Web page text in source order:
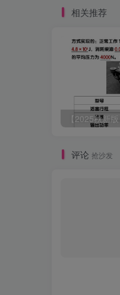
相关推荐
评论 抢沙发